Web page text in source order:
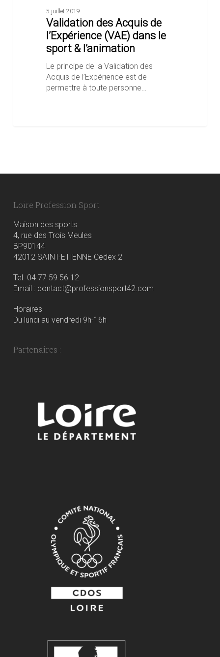
5 juillet 2019
Validation des Acquis de
l’Expérience (VAE) dans le
sport & l’animation
Le principe de la Validation des
Acquis de l’Expérience est de
permettre à toute personne…
Loire Profession Sport
Maison des sports
4, rue des Trois Meules
BP90144
42012 SAINT-ETIENNE Cedex 2
Tel. 04 77 59 56 12
Email : contact@professionsport42.com
Horaires
Du lundi au vendredi 9h-16h
Partenaires :